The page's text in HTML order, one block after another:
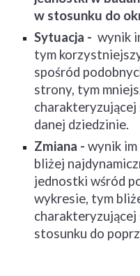
w stosunku do
Sytuacja - wynik
tym
spośród
strony, tym
danej dziedzinie.
Zmiana - wynik
bliżej
jednostki wśród
wykresie, tym
charakteryzującej
stosunku do